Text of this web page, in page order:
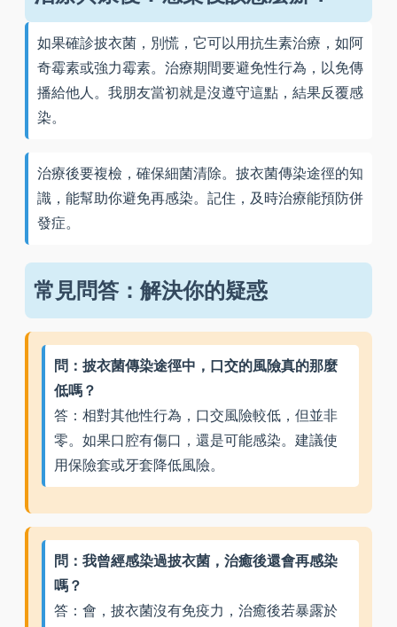
如果確診披衣菌，別慌，它可以用抗生素治療，如阿
奇霉素或強力霉素。治療期間要避免性行為，以免傳
播給他人。我朋友當初就是沒遵守這點，結果反覆感
染。
治療後要複檢，確保細菌清除。披衣菌傳染途徑的知
識，能幫助你避免再感染。記住，及時治療能預防併
發症。
常見問答：解決你的疑惑
問：披衣菌傳染途徑中，口交的風險真的那麼
低嗎？
答：相對其他性行為，口交風險較低，但並非
零。如果口腔有傷口，還是可能感染。建議使
用保險套或牙套降低風險。
問：我曾經感染過披衣菌，治癒後還會再感染
嗎？
答：會，披衣菌沒有免疫力，治癒後若暴露於